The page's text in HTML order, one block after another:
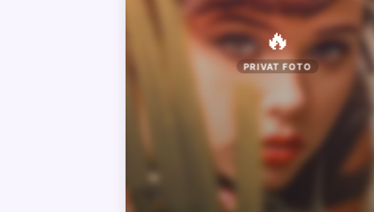
🔥
PRIVAT FOTO